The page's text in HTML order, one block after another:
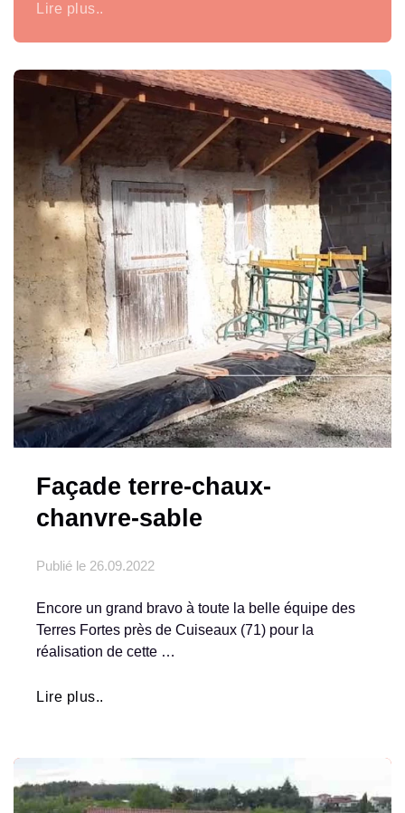
Lire plus..
Façade terre-chaux-
chanvre-sable
Publié le 26.09.2022
Encore un grand bravo à toute la belle équipe des
Terres Fortes près de Cuiseaux (71) pour la
réalisation de cette …
Lire plus..